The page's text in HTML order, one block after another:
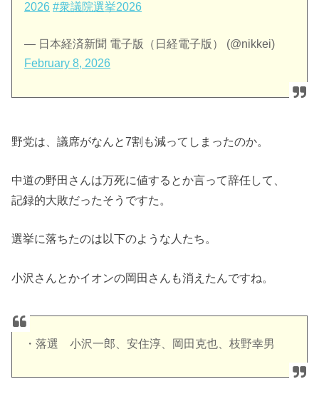
2026 #衆議院選挙2026
— 日本経済新聞 電子版（日経電子版） (@nikkei)
February 8, 2026
野党は、議席がなんと7割も減ってしまったのか。
中道の野田さんは万死に値するとか言って辞任して、
記録的大敗だったそうですた。
選挙に落ちたのは以下のような人たち。
小沢さんとかイオンの岡田さんも消えたんですね。
・落選 小沢一郎、安住淳、岡田克也、枝野幸男